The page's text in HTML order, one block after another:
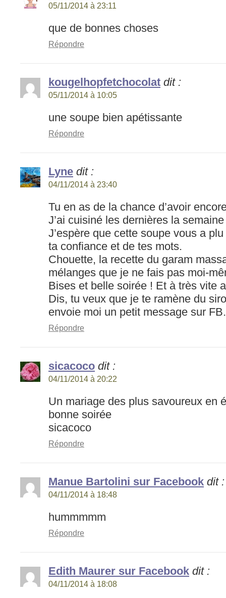
05/11/2014 à 23:11
que de bonnes choses
Répondre
kougelhopfetchocolat dit :
05/11/2014 à 10:05
une soupe bien apétissante
Répondre
Lyne dit :
04/11/2014 à 23:40
Tu en as de la chance d’avoir
J’ai cuisiné les dernières la
J’espère que cette soupe vous a
ta confiance et de tes mots.
Chouette, la recette du garam
mélanges que je ne fais pas moi-
Bises et belle soirée ! Et à très vite
Dis, tu veux que je te ramène du
envoie moi un petit message sur FB.
Répondre
sicacoco dit :
04/11/2014 à 20:22
Un mariage des plus savoureux en
bonne soirée
sicacoco
Répondre
Manue Bartolini sur Facebook dit :
04/11/2014 à 18:48
hummmmm
Répondre
Edith Maurer sur Facebook dit :
04/11/2014 à 18:08